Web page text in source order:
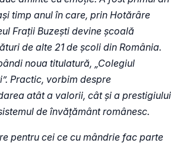
timp anul în care, prin Hotărâre
Fraţii Buzeşti devine şcoală
de alte 21 de şcoli din România.
noua titulatură, „Colegiul
Practic, vorbim despre
atât a valorii, cât și a prestigiului
de învățământ românesc.
pentru cei ce cu mândrie fac parte